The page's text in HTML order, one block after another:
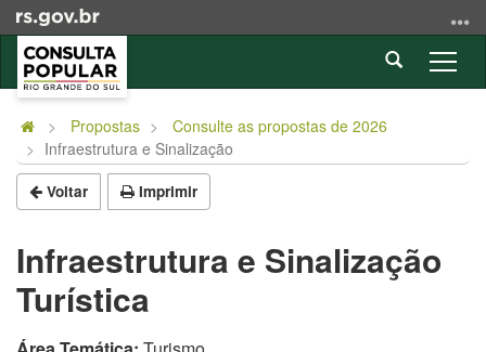
para
conteúdo
para
menu
para
busca
a
Abrir
a
Início
conteúdo
Propostas
Consulte as propostas de 2026
Infraestrutura e Sinalização
Voltar Imprimir
Infraestrutura e Sinalização
Turística